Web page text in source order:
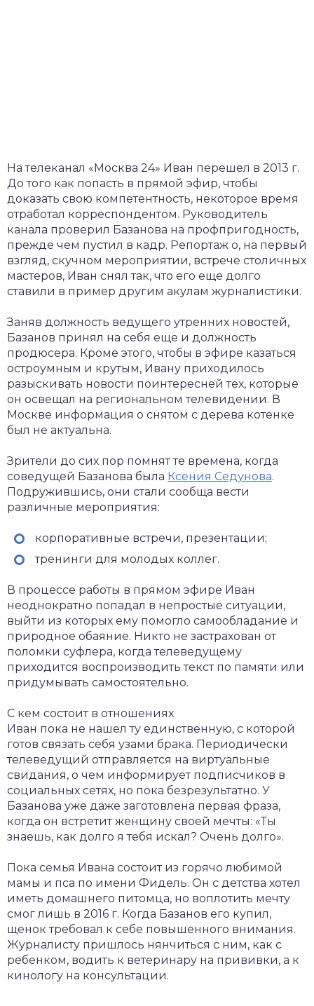
На телеканал «Москва 24» Иван перешел в 2013 г.
До того как попасть в прямой эфир, чтобы
доказать свою компетентность, некоторое время
отработал корреспондентом. Руководитель
канала проверил Базанова на профпригодность,
прежде чем пустил в кадр. Репортаж о, на первый
взгляд, скучном мероприятии, встрече столичных
мастеров, Иван снял так, что его еще долго
ставили в пример другим акулам журналистики.
Заняв должность ведущего утренних новостей,
Базанов принял на себя еще и должность
продюсера. Кроме этого, чтобы в эфире казаться
остроумным и крутым, Ивану приходилось
разыскивать новости поинтересней тех, которые
он освещал на региональном телевидении. В
Москве информация о снятом с дерева котенке
был не актуальна.
Зрители до сих пор помнят те времена, когда
соведущей Базанова была Ксения Седунова.
Подружившись, они стали сообща вести
различные мероприятия:
корпоративные встречи, презентации;
тренинги для молодых коллег.
В процессе работы в прямом эфире Иван
неоднократно попадал в непростые ситуации,
выйти из которых ему помогло самообладание и
природное обаяние. Никто не застрахован от
поломки суфлера, когда телеведущему
приходится воспроизводить текст по памяти или
придумывать самостоятельно.
С кем состоит в отношениях
Иван пока не нашел ту единственную, с которой
готов связать себя узами брака. Периодически
телеведущий отправляется на виртуальные
свидания, о чем информирует подписчиков в
социальных сетях, но пока безрезультатно. У
Базанова уже даже заготовлена первая фраза,
когда он встретит женщину своей мечты: «Ты
знаешь, как долго я тебя искал? Очень долго».
Пока семья Ивана состоит из горячо любимой
мамы и пса по имени Фидель. Он с детства хотел
иметь домашнего питомца, но воплотить мечту
смог лишь в 2016 г. Когда Базанов его купил,
щенок требовал к себе повышенного внимания.
Журналисту пришлось нянчиться с ним, как с
ребенком, водить к ветеринару на прививки, а к
кинологу на консультации.